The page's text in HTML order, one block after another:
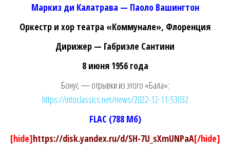
Маркиз ди Калатрава — Паоло Вашингтон
Оркестр и хор театра «Коммунале», Флоренция
Дирижер — Габриэле Сантини
8 июня 1956 года
Бонус — отрывки из этого «Бала»:
https://intoclassics.net/news/2022-12-11-53032
FLAC (788 Мб)
[hide]https://disk.yandex.ru/d/SH-7U_sXmUNPaA[/hide]